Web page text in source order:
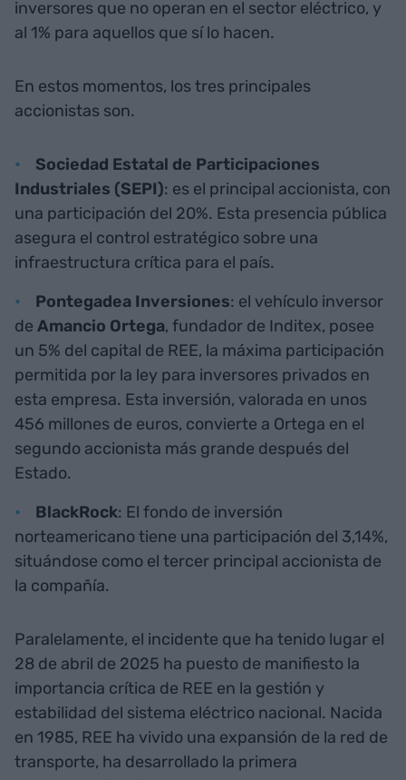
inversores que no operan en el sector eléctrico, y
al 1% para aquellos que sí lo hacen.
En estos momentos, los tres principales
accionistas son.
Sociedad Estatal de Participaciones
Industriales (SEPI): es el principal accionista, con
una participación del 20%. Esta presencia pública
asegura el control estratégico sobre una
infraestructura crítica para el país.
Pontegadea Inversiones: el vehículo inversor
de Amancio Ortega, fundador de Inditex, posee
un 5% del capital de REE, la máxima participación
permitida por la ley para inversores privados en
esta empresa. Esta inversión, valorada en unos
456 millones de euros, convierte a Ortega en el
segundo accionista más grande después del
Estado.
BlackRock: El fondo de inversión
norteamericano tiene una participación del 3,14%,
situándose como el tercer principal accionista de
la compañía.
Paralelamente, el incidente que ha tenido lugar el
28 de abril de 2025 ha puesto de manifiesto la
importancia crítica de REE en la gestión y
estabilidad del sistema eléctrico nacional. Nacida
en 1985, REE ha vivido una expansión de la red de
transporte, ha desarrollado la primera